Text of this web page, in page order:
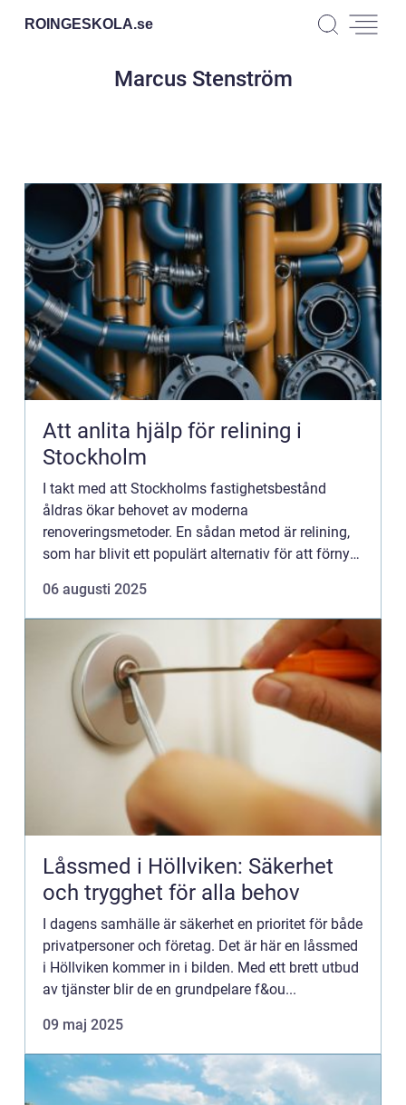
ROINGESKOLA.se
Marcus Stenström
Att anlita hjälp för relining i
Stockholm
I takt med att Stockholms fastighetsbestånd
åldras ökar behovet av moderna
renoveringsmetoder. En sådan metod är relining,
som har blivit ett populärt alternativ för att förnya
06 augusti 2025
Låssmed i Höllviken: Säkerhet
och trygghet för alla behov
I dagens samhälle är säkerhet en prioritet för både
privatpersoner och företag. Det är här en låssmed
i Höllviken kommer in i bilden. Med ett brett utbud
av tjänster blir de en grundpelare f&ou...
09 maj 2025